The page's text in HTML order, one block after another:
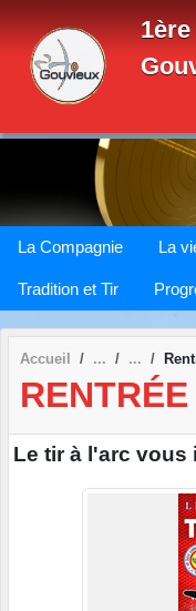
La Compagnie La
Tradition et Tir
Accueil
Le tir à l'arc vous